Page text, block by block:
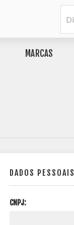
MARCAS
DADOS PESSOAIS
CNPJ: